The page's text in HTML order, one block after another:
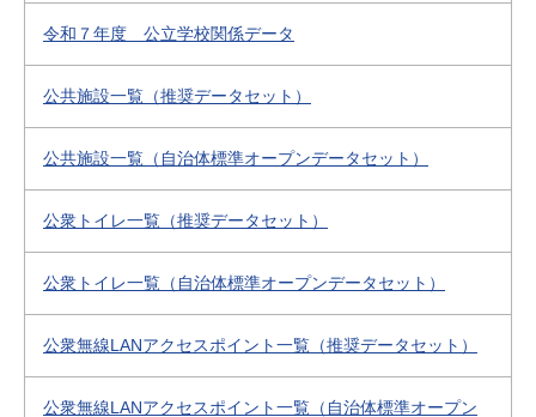
令和７年度 公立学校関係データ
公共施設一覧（推奨データセット）
公共施設一覧（自治体標準オープンデータセット）
公衆トイレ一覧（推奨データセット）
公衆トイレ一覧（自治体標準オープンデータセット）
公衆無線LANアクセスポイント一覧（推奨データセット）
公衆無線LANアクセスポイント一覧（自治体標準オープン